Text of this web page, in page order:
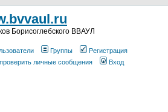
Борисоглебского ВВАУЛ
Группы
Регистрация
личные сообщения Вход